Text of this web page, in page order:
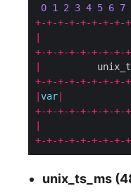
0 1 2 3 4 5 6 7
+-+-+-+-+-+-+-+-
+-+-+-+-+-+-+-+-
+-+-+-+-+-+-+-+-
var
+-+-+-+-+-+-+-+-
+-+-+-+-+-+-+-+-
unix_ts_ms